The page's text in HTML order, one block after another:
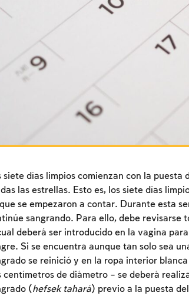
siete días limpios comienzan con la
las estrellas. Esto es, los siete días
se empezaron a contar. Durante esta
sangrando. Para ello, debe revisarse
deberá ser introducido en la vagina
Si se encuentra aunque tan solo sea
se reinició y en la ropa interior
centímetros de diámetro – se deberá
(hefsek tahará) previo a la puesta